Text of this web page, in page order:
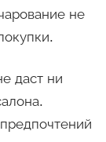
не
даст ни